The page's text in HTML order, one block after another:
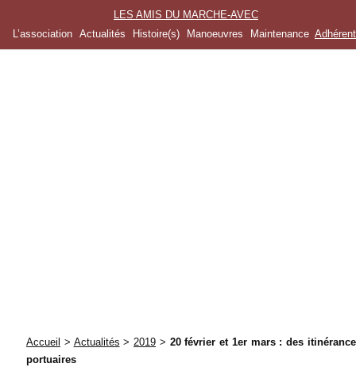
LES AMIS DU MARCHE-AVEC
L’association
Actualités Histoire(s) Manoeuvres Maintenance
Accueil > Actualités >2019 > 20 février et 1er mars : des
portuaires